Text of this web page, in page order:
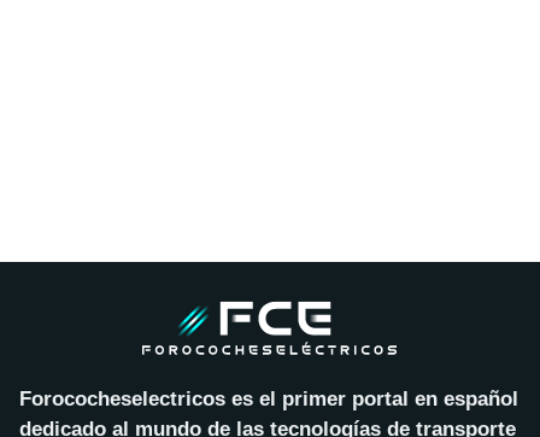
Forococheselectricos es el primer portal en español
dedicado al mundo de las tecnologías de transporte